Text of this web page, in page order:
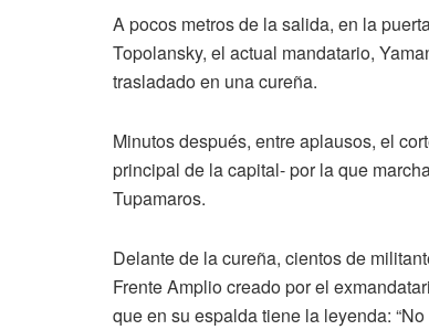
A pocos metros de la salida, en la
Topolansky, el actual mandatario,
trasladado en una cureña.
Minutos después, entre aplausos, el
principal de la capital- por la que
Tupamaros.
Delante de la cureña, cientos de
Frente Amplio creado por el
que en su espalda tiene la leyenda: